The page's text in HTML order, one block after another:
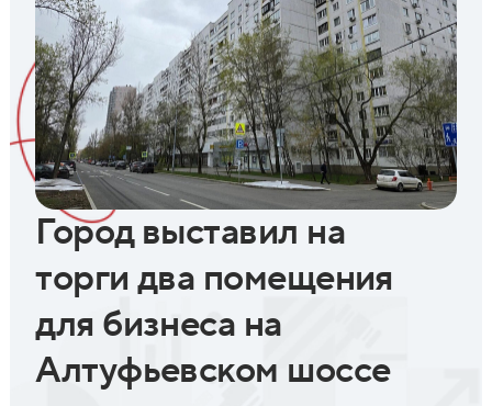
Город выставил на
торги два помещения
для бизнеса на
Алтуфьевском шоссе